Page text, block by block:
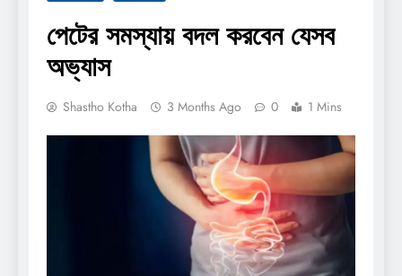
পেটের সমস্যায় বদল করবেন যেসব
অভ্যাস
Shastho Kotha 3 Months Ago 0 1 Mins